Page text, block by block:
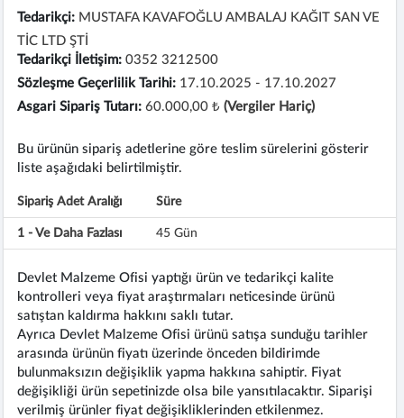
Tedarikçi: MUSTAFA KAVAFOĞLU AMBALAJ KAĞIT SAN VE
TİC LTD ŞTİ
Tedarikçi İletişim: 0352 3212500
Sözleşme Geçerlilik Tarihi: 17.10.2025 - 17.10.2027
Asgari Sipariş Tutarı: 60.000,00 ₺(Vergiler Hariç)
Bu ürünün sipariş adetlerine göre teslim sürelerini gösterir
liste aşağıdaki belirtilmiştir.
Sipariş Adet Aralığı Süre
1 - Ve Daha Fazlası 45 Gün
Devlet Malzeme Ofisi yaptığı ürün ve tedarikçi kalite
kontrolleri veya fiyat araştırmaları neticesinde ürünü
satıştan kaldırma hakkını saklı tutar.
Ayrıca Devlet Malzeme Ofisi ürünü satışa sunduğu tarihler
arasında ürünün fiyatı üzerinde önceden bildirimde
bulunmaksızın değişiklik yapma hakkına sahiptir. Fiyat
değişikliği ürün sepetinizde olsa bile yansıtılacaktır. Siparişi
verilmiş ürünler fiyat değişikliklerinden etkilenmez.